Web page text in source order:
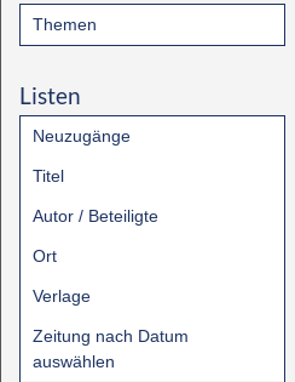
Themen
Listen
Neuzugänge
Titel
Autor / Beteiligte
Ort
Verlage
Zeitung nach Datum
auswählen